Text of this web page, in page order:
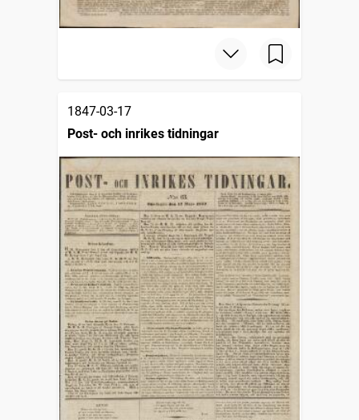
1847-03-17
Post- och inrikes tidningar